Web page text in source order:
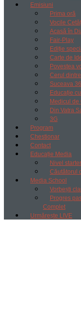
Emisiuni
Prima oră
Vocile
Acasă în
Fair-Play
Ediție
Carte de
Povestea
Cerul
Suceava
Educație
Medicul de
Din Vatra
3G
Program
Chestionar
Contact
Educație Media
Nivel starter
Căutătorul
Media School
Vorbești
Progres
Complet
Urmărește LIVE